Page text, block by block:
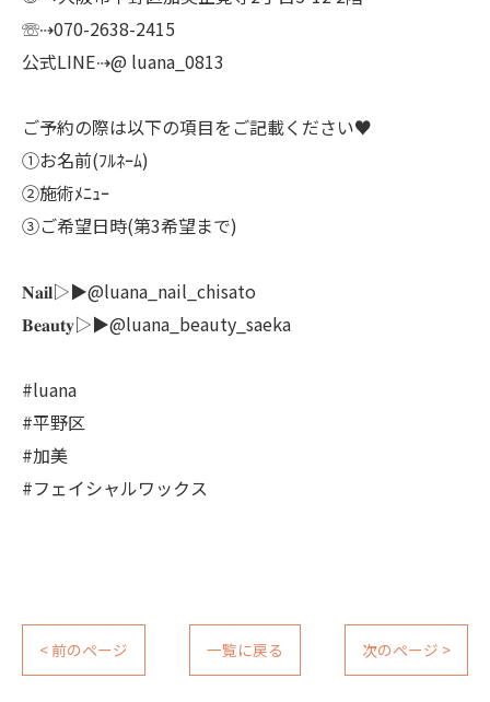
☏⇢070-2638-2415
公式LINE⇢@ luana_0813
ご予約の際は以下の項目をご記載ください♥
①お名前(ﾌﾙﾈｰﾑ)
②施術ﾒﾆｭｰ
③ご希望日時(第3希望まで)
𝐍𝐚𝐢𝐥▷▶@luana_nail_chisato
𝐁𝐞𝐚𝐮𝐭𝐲▷▶@luana_beauty_saeka
#luana
#平野区
#加美
#フェイシャルワックス
< 前のページ 一覧に戻る 次のページ >